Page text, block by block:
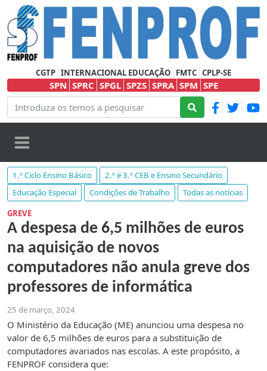
CGTP INTERNACIONAL EDUCAÇÃO FMTC CPLP-SE
SPN SPRC SPGL SPZS SPRA SPM SPE
1.º Ciclo Ensino Básico
2.º e 3.º CEB e Ensino Secundário
Educação Especial
Condições de Trabalho
Todas as notícias
GREVE
A despesa de 6,5 milhões de euros
na aquisição de novos
computadores não anula greve dos
professores de informática
25 de março, 2024
O Ministério da Educação (ME) anunciou uma despesa no
valor de 6,5 milhões de euros para a substituição de
computadores avariados nas escolas. A este propósito, a
FENPROF considera que: